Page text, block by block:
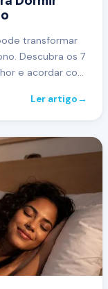
transformar
Descubra os 7
e acordar com
Ler artigo→